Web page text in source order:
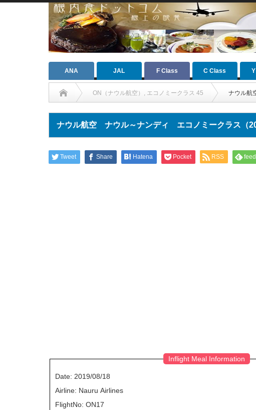
ANA JAL F Class C Class
ON（ナウル航空） , エコノミークラス 45 ナウル航
ナウル航空 ナウル～ナンディ エコノミークラス（
Tweet Share Hatena Pocket RSS
Inflight Meal Information
Date: 2019/08/18
Airline: Nauru Airlines
FlightNo: ON17